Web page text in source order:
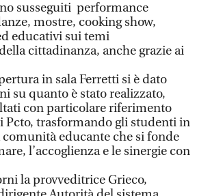
susseguiti performance
mostre, cooking show,
educativi sui temi
cittadinanza, anche grazie ai
in sala Ferretti si è dato
su quanto è stato realizzato,
con particolare riferimento
Pcto, trasformando gli studenti in
educante che si fonde
l’accoglienza e le sinergie con
la provveditrice Grieco,